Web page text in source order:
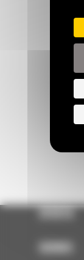
OFERTA
SERWIS